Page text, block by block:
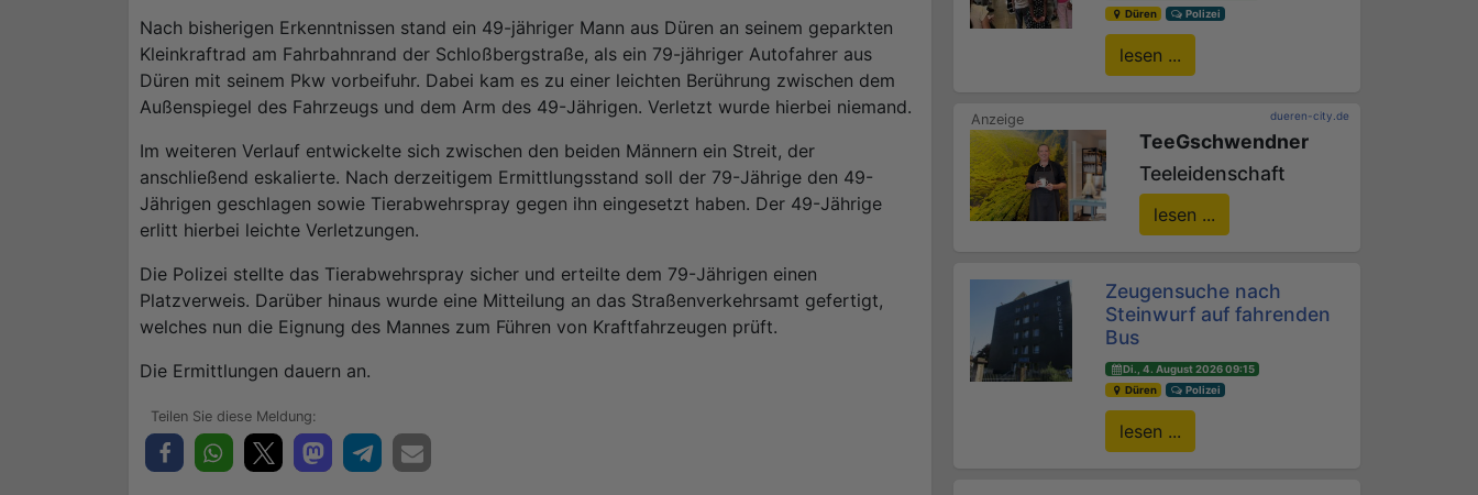
Nach bisherigen Erkenntnissen stand ein 49-jähriger Mann aus Düren an seinem geparkten
Kleinkraftrad am Fahrbahnrand der Schloßbergstraße, als ein 79-jähriger Autofahrer aus
Düren mit seinem Pkw vorbeifuhr. Dabei kam es zu einer leichten Berührung zwischen dem
Außenspiegel des Fahrzeugs und dem Arm des 49-Jährigen. Verletzt wurde hierbei niemand.
Im weiteren Verlauf entwickelte sich zwischen den beiden Männern ein Streit, der
anschließend eskalierte. Nach derzeitigem Ermittlungsstand soll der 79-Jährige den 49-
Jährigen geschlagen sowie Tierabwehrspray gegen ihn eingesetzt haben. Der 49-Jährige
erlitt hierbei leichte Verletzungen.
Die Polizei stellte das Tierabwehrspray sicher und erteilte dem 79-Jährigen einen
Platzverweis. Darüber hinaus wurde eine Mitteilung an das Straßenverkehrsamt gefertigt,
welches nun die Eignung des Mannes zum Führen von Kraftfahrzeugen prüft.
Die Ermittlungen dauern an.
Düren
Polizei
lesen ...
dueren-city.de
TeeGschwendner
Teeleidenschaft
lesen ...
Zeugensuche nach
Steinwurf auf fahrenden
Bus
Di., 4. August 2026 09:15
Düren
Polizei
lesen ...